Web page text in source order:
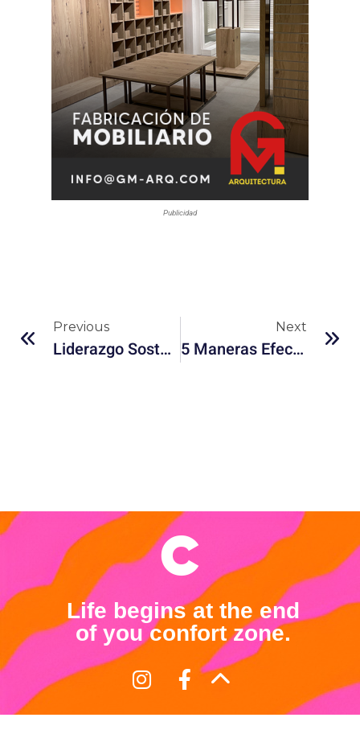
Publicidad
Previous
Liderazgo Sostenible De Sony: Avances Hacia Un Futuro Más Verde
Next
5 Maneras Efectivas De Mantenerte Motivado En Tu Viaje Fitness
Life begins at the end
of you confort zone.
Términos y Condiciones